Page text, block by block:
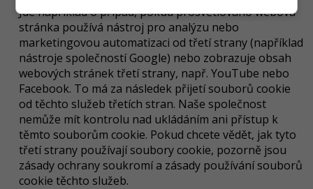
Jde například o případ, pokud prosvětlováno webová
stránka používá nástroj pro analýzu nebo
marketingovou automatizaci od třetí strany (například
nástroje společností Google) nebo zobrazuje obsah
webových stránek třetí strany, např. YouTube nebo
Facebook. To má za následek přijetí souborů cookie
od těchto služeb třetích stran. Naše společnost
nemůže mít kontrolu nad ukládáním ani přístup k
těmto souborům cookie. Pokud chcete vědět, jak tyto
třetí strany používají soubory cookie, pozorně jsou
zásady ochrany soukromí a zásady používání souborů
cookie těchto služeb.